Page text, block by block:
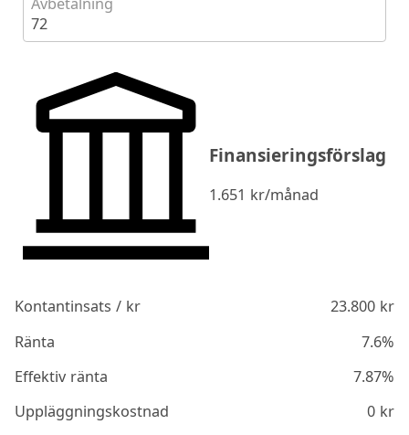
72
Finansieringsförslag
1.651 kr/månad
Kontantinsats / kr 23.800kr
Ränta
7.6%
Effektiv ränta
7.87%
Uppläggningskostnad
0kr